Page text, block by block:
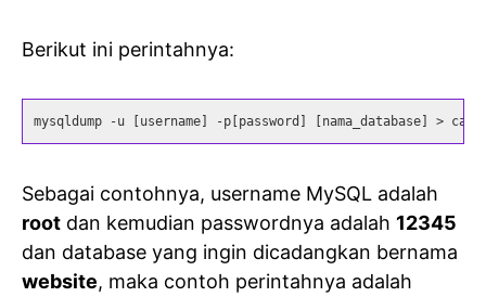
Berikut ini perintahnya:
mysqldump -u [username] -p[password] [nama_database] >
Sebagai contohnya, username MySQL adalah
root dan kemudian passwordnya adalah 12345
dan database yang ingin dicadangkan bernama
website, maka contoh perintahnya adalah